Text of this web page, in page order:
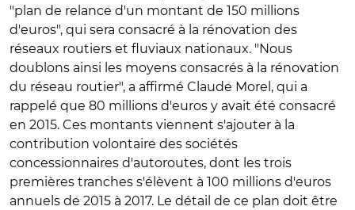
"plan de relance d'un montant de 150 millions
d'euros", qui sera consacré à la rénovation des
réseaux routiers et fluviaux nationaux. "Nous
doublons ainsi les moyens consacrés à la rénovation
du réseau routier", a affirmé Claude Morel, qui a
rappelé que 80 millions d'euros y avait été consacré
en 2015. Ces montants viennent s'ajouter à la
contribution volontaire des sociétés
concessionnaires d'autoroutes, dont les trois
premières tranches s'élèvent à 100 millions d'euros
annuels de 2015 à 2017. Le détail de ce plan doit être